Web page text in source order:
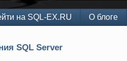
на SQL-EX.RU О блоге
SQL Server